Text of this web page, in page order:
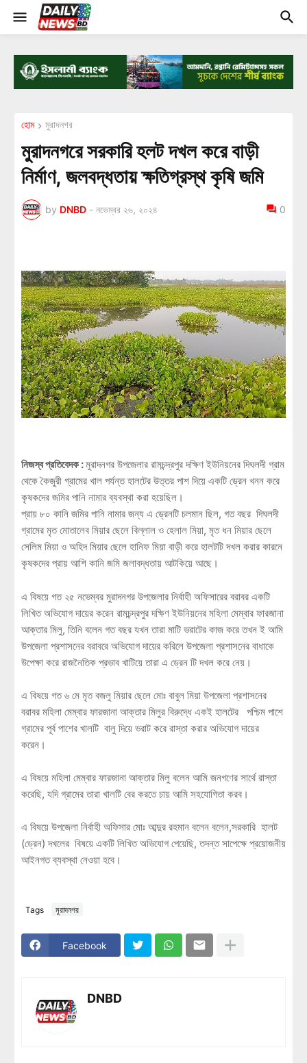
হোম মুরাদনগর
মুরাদনগরে সরকারি হলট দখল করে বাড়ী
নির্মাণ, জলবদ্ধতায় ক্ষতিগ্রস্থ কৃষি জমি
by DNBD - নভেম্বর ২৬, ২০২৪ 0
নিজস্ব প্রতিবেদক :মুরাদনগর উপজেলার রামচন্দ্রপুর দক্ষিণ ইউনিয়নের দিঘলদী গ্রাম
থেকে কৈজুরী গ্রামের খাল পর্যন্ত হালটের উত্তর পাশ দিয়ে একটি ড্রেন খনন করে
কৃষকদের জমির পানি নামার ব্যবস্থা করা হয়েছিল।
প্রায় ৮০ কানি জমির পানি নামার জন্য এ ড্রেনটি চলমান ছিল, গত বছর দিঘলদী
গ্রামের মৃত মোতালেব মিয়ার ছেলে বিল্লাল ও হেলাল মিয়া, মৃত ধন মিয়ার ছেলে
সেলিম মিয়া ও অহিদ মিয়ার ছেলে হানিফ মিয়া বাড়ী করে হালটটি দখল করার কারনে
কৃষকদের প্রায় আশি কানি জমি জলাবদ্ধতায় আটকিয়ে আছে।
এ বিষয়ে গত ২৫ নভেম্বর মুরাদনগর উপজেলার নির্বাহী অফিসারের বরাবর একটি
লিখিত অভিযোগ দায়ের করেন রামচন্দ্রপুর দক্ষিণ ইউনিয়নের মহিলা মেম্বার ফারজানা
আক্তার মিলু, তিনি বলেন গত বছর যখন তারা মাটি ভরাটের কাজ করে তখন ই আমি
উপজেলা প্রশাসনের বরাবরে অভিযোগ দায়ের করিলে উপজেলা প্রশাসনের বাধাকে
উপেক্ষা করে রাজনৈতিক প্রভাব খাটিয়ে তারা এ ড্রেন টি দখল করে নেয়।
এ বিষয়ে গত ৬ মে মৃত বজলু মিয়ার ছেলে মোঃ বাবুল মিয়া উপজেলা প্রশাসনের
বরাবর মহিলা মেম্বার ফারজানা আক্তার মিলুর বিরুদ্ধে একই হালটের পশ্চিম পাশে
গ্রামের পূর্ব পাশের খালটি বালু দিয়ে ভরাট করে রাস্তা করার অভিযোগ দায়ের
করেন।
এ বিষয়ে মহিলা মেম্বার ফারজানা আক্তার মিলু বলেন আমি জনগণের সার্থে রাস্তা
করেছি, যদি গ্রামের তারা খালটি বের করতে চায় আমি সহযোগিতা করব।
এ বিষয়ে উপজেলা নির্বাহী অফিসার মোঃ আব্দুর রহমান বলেন বলেন,সরকারি হালট
(ড্রেন) দখলের বিষয়ে একটি লিখিত অভিযোগ পেয়েছি, তদন্ত সাপেক্ষে প্রয়োজনীয়
আইনগত ব্যবস্থা নেওয়া হবে।
Tags মুরাদনগর
Facebook
DNBD